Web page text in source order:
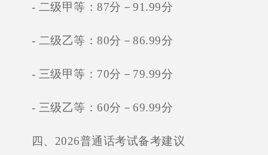
- 二级甲等：87分－91.99分
- 二级乙等：80分－86.99分
- 三级甲等：70分－79.99分
- 三级乙等：60分－69.99分
四、2026普通话考试备考建议